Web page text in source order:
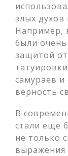
злых
Например,
были
защитой
самураев и
верность
В
стали еще
не только
выражения